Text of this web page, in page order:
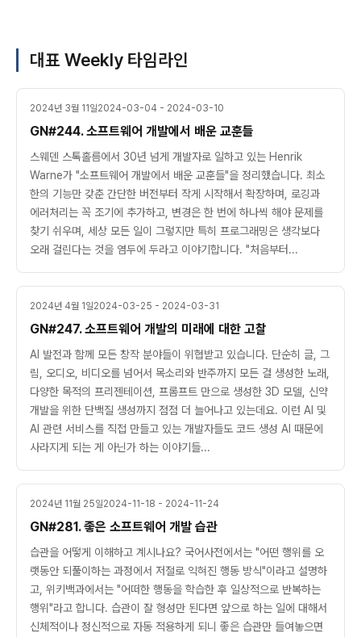
대표 Weekly 타임라인
2024년 3월 11일2024-03-04 - 2024-03-10
GN#244. 소프트웨어 개발에서 배운 교훈들
스웨덴 스톡홀름에서 30년 넘게 개발자로 일하고 있는 Henrik
Warne가 "소프트웨어 개발에서 배운 교훈들"을 정리했습니다. 최소
한의 기능만 갖춘 간단한 버전부터 작게 시작해서 확장하며, 로깅과
에러처리는 꼭 조기에 추가하고, 변경은 한 번에 하나씩 해야 문제를
찾기 쉬우며, 세상 모든 일이 그렇지만 특히 프로그래밍은 생각보다
오래 걸린다는 것을 염두에 두라고 이야기합니다. "처음부터...
2024년 4월 1일2024-03-25 - 2024-03-31
GN#247. 소프트웨어 개발의 미래에 대한 고찰
AI 발전과 함께 모든 창작 분야들이 위협받고 있습니다. 단순히 글, 그
림, 오디오, 비디오를 넘어서 목소리와 반주까지 모든 걸 생성한 노래,
다양한 목적의 프리젠테이션, 프롬프트 만으로 생성한 3D 모델, 신약
개발을 위한 단백질 생성까지 점점 더 늘어나고 있는데요. 이런 AI 및
AI 관련 서비스를 직접 만들고 있는 개발자들도 코드 생성 AI 때문에
사라지게 되는 게 아닌가 하는 이야기들...
2024년 11월 25일2024-11-18 - 2024-11-24
GN#281. 좋은 소프트웨어 개발 습관
습관을 어떻게 이해하고 계시나요? 국어사전에서는 "어떤 행위를 오
랫동안 되풀이하는 과정에서 저절로 익혀진 행동 방식"이라고 설명하
고, 위키백과에서는 "어떠한 행동을 학습한 후 일상적으로 반복하는
행위"라고 합니다. 습관이 잘 형성만 된다면 앞으로 하는 일에 대해서
신체적이나 정신적으로 자동 적용하게 되니 좋은 습관만 들여놓으면